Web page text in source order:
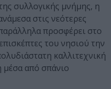
συλλογικής μνήμης, η
στις νεότερες
προσφέρει στο
του νησιού την
καλλιτεχνική
από σπάνιο